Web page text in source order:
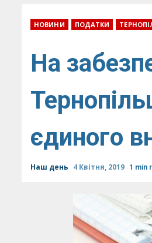
НОВИНИ ПОДАТКИ
На
єдиного
Наш день 4 Квітня, 2019 1 min